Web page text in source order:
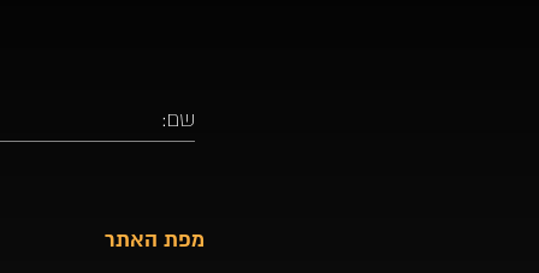
מפת האתר